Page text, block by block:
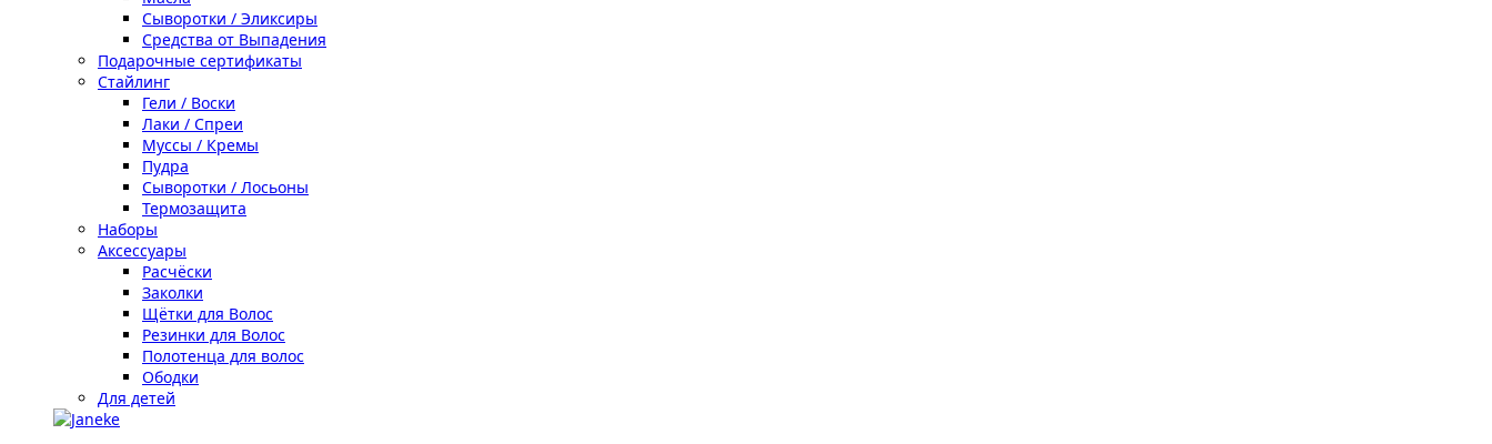
Сыворотки / Эликсиры
Средства от Выпадения
Подарочные сертификаты
Стайлинг
Гели / Воски
Лаки / Спреи
Муссы / Кремы
Пудра
Сыворотки / Лосьоны
Термозащита
Наборы
Аксессуары
Расчёски
Заколки
Щётки для Волос
Резинки для Волос
Полотенца для волос
Ободки
Для детей